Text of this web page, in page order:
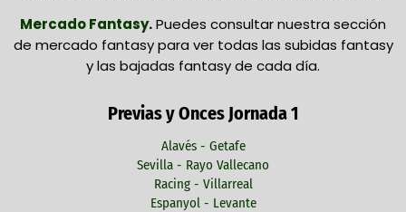
Mercado Fantasy.Puedes consultar nuestra sección
de mercado fantasy para ver todas las subidas fantasy
y las bajadas fantasy de cada día.
Previas y Onces Jornada 1
Alavés - Getafe
Sevilla - Rayo Vallecano
Racing - Villarreal
Espanyol - Levante